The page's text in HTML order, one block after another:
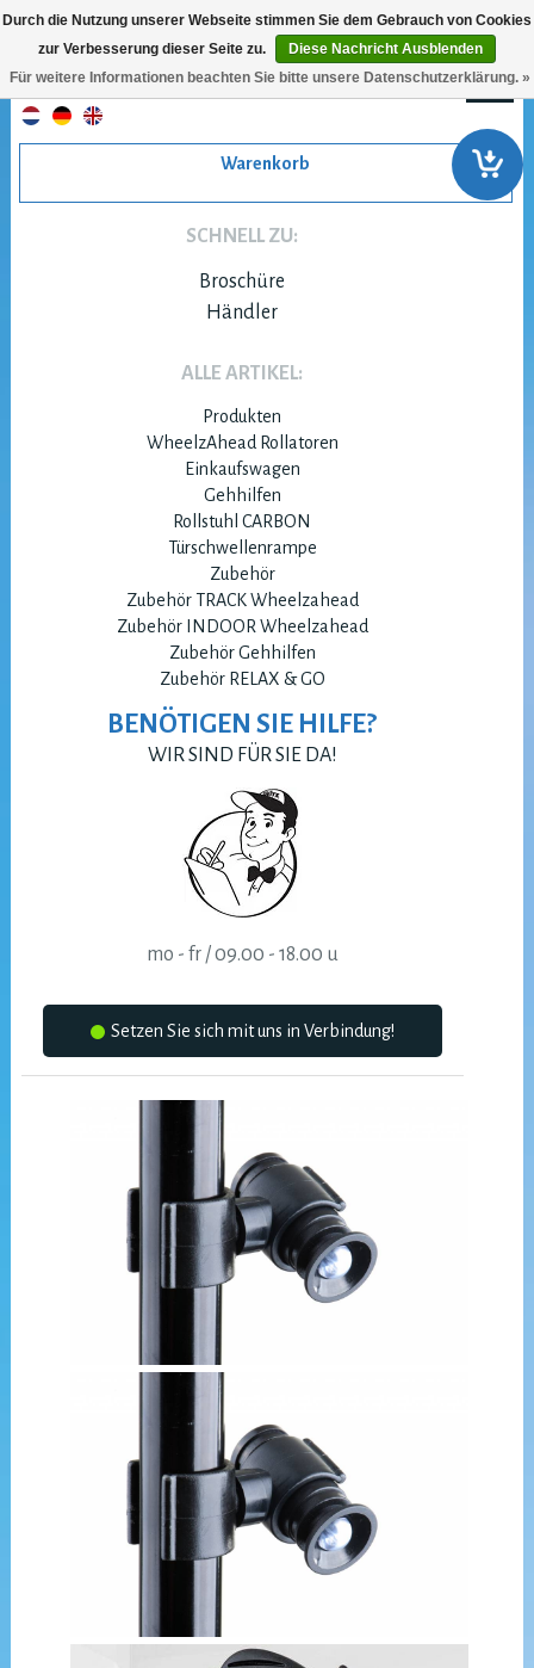
Warenkorb
SCHNELL ZU:
Broschüre
Händler
ALLE ARTIKEL:
Produkten
WheelzAhead Rollatoren
Einkaufswagen
Gehhilfen
Rollstuhl CARBON
Türschwellenrampe
Zubehör
Zubehör TRACK Wheelzahead
Zubehör INDOOR Wheelzahead
Zubehör Gehhilfen
Zubehör RELAX & GO
BENÖTIGEN SIE HILFE?
WIR SIND FÜR SIE DA!
mo - fr / 09.00 - 18.00 u
Setzen Sie sich mit uns in Verbindung!
Durch die Nutzung unserer Webseite stimmen Sie dem Gebrauch von Cookies
zur Verbesserung dieser Seite zu.
Diese Nachricht Ausblenden
Für weitere Informationen beachten Sie bitte unsere Datenschutzerklärung. »